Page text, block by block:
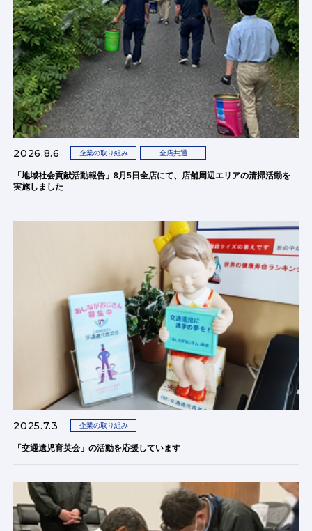
2026.8.6 企業の取り組み 全店共通
「地域社会貢献活動報告」8月5日全店にて、店舗周辺エリアの清掃活動を
実施しました
2025.7.3 企業の取り組み
「交通遺児育英会」の活動を応援しています